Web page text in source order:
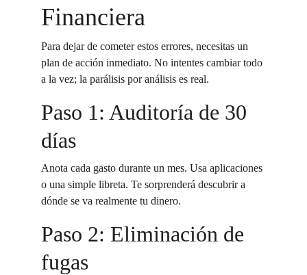
Financiera
Para dejar de cometer estos errores, necesitas un
plan de acción inmediato. No intentes cambiar todo
a la vez; la parálisis por análisis es real.
Paso 1: Auditoría de 30
días
Anota cada gasto durante un mes. Usa aplicaciones
o una simple libreta. Te sorprenderá descubrir a
dónde se va realmente tu dinero.
Paso 2: Eliminación de
fugas